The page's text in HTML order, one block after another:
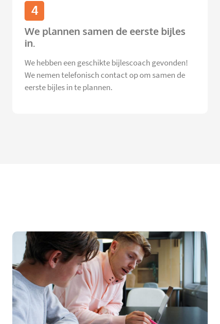
4
We plannen samen de eerste bijles
in.
We hebben een geschikte bijlescoach gevonden!
We nemen telefonisch contact op om samen de
eerste bijles in te plannen.